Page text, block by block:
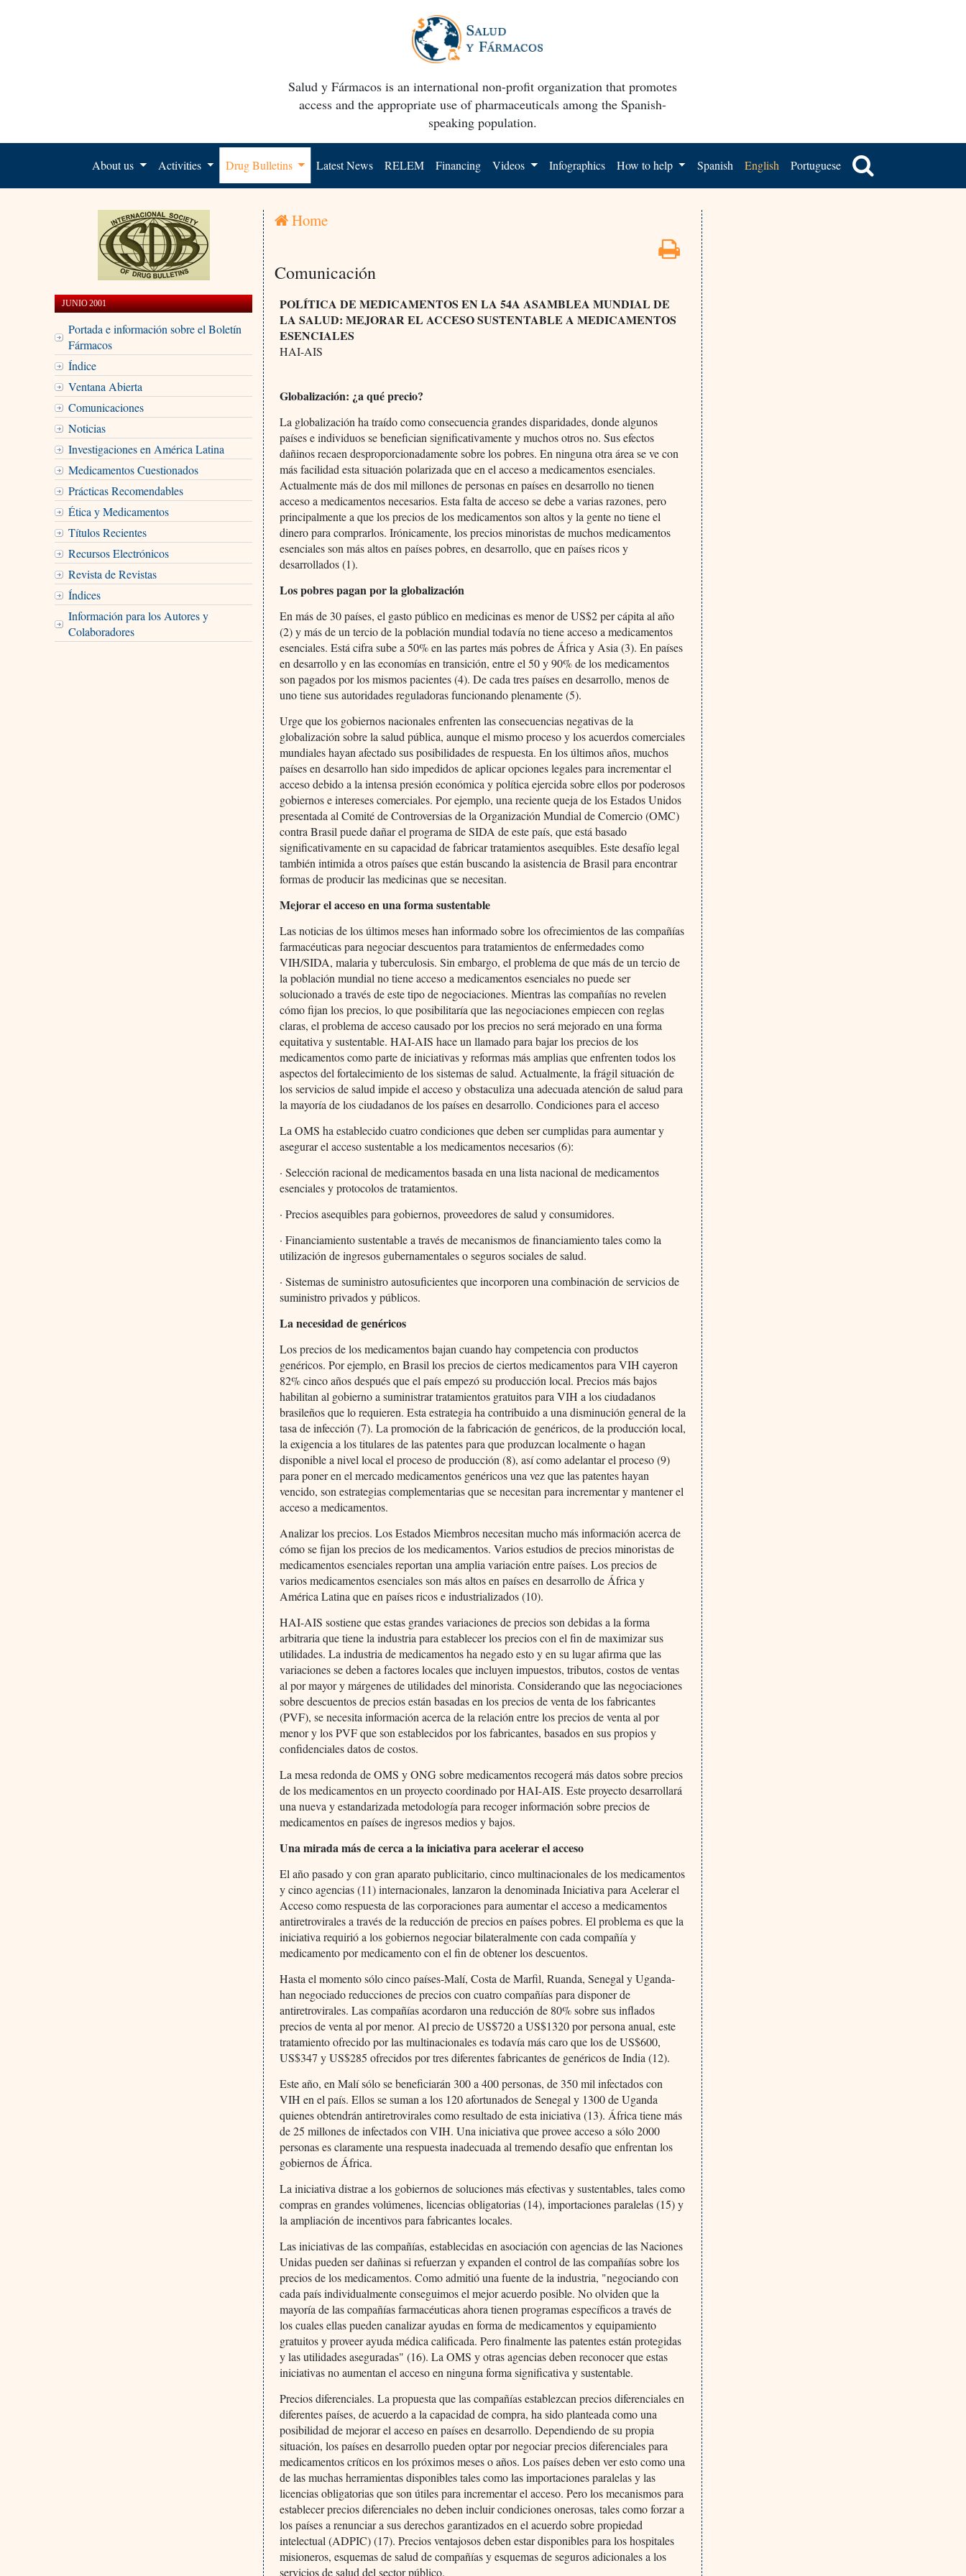
Salud y Fármacos is an international non-profit organization that promotes
access and the appropriate use of pharmaceuticals among the Spanish-
speaking population.
About us Activities Drug Bulletins Latest News RELEM Financing Videos Infographics How to help Spanish English Portuguese
JUNIO 2001
Portada e información sobre el Boletín
Fármacos
Índice
Ventana Abierta
Comunicaciones
Noticias
Investigaciones en América Latina
Medicamentos Cuestionados
Prácticas Recomendables
Ética y Medicamentos
Títulos Recientes
Recursos Electrónicos
Revista de Revistas
Índices
Información para los Autores y
Colaboradores
Home
Comunicación
POLÍTICA DE MEDICAMENTOS EN LA 54A ASAMBLEA MUNDIAL DE
LA SALUD: MEJORAR EL ACCESO SUSTENTABLE A MEDICAMENTOS
ESENCIALES
HAI-AIS
Globalización: ¿a qué precio?
La globalización ha traído como consecuencia grandes disparidades, donde algunos
países e individuos se benefician significativamente y muchos otros no. Sus efectos
dañinos recaen desproporcionadamente sobre los pobres. En ninguna otra área se ve con
más facilidad esta situación polarizada que en el acceso a medicamentos esenciales.
Actualmente más de dos mil millones de personas en países en desarrollo no tienen
acceso a medicamentos necesarios. Esta falta de acceso se debe a varias razones, pero
principalmente a que los precios de los medicamentos son altos y la gente no tiene el
dinero para comprarlos. Irónicamente, los precios minoristas de muchos medicamentos
esenciales son más altos en países pobres, en desarrollo, que en países ricos y
desarrollados (1).
Los pobres pagan por la globalización
En más de 30 países, el gasto público en medicinas es menor de US$2 per cápita al año
(2) y más de un tercio de la población mundial todavía no tiene acceso a medicamentos
esenciales. Está cifra sube a 50% en las partes más pobres de África y Asia (3). En países
en desarrollo y en las economías en transición, entre el 50 y 90% de los medicamentos
son pagados por los mismos pacientes (4). De cada tres países en desarrollo, menos de
uno tiene sus autoridades reguladoras funcionando plenamente (5).
Urge que los gobiernos nacionales enfrenten las consecuencias negativas de la
globalización sobre la salud pública, aunque el mismo proceso y los acuerdos comerciales
mundiales hayan afectado sus posibilidades de respuesta. En los últimos años, muchos
países en desarrollo han sido impedidos de aplicar opciones legales para incrementar el
acceso debido a la intensa presión económica y política ejercida sobre ellos por poderosos
gobiernos e intereses comerciales. Por ejemplo, una reciente queja de los Estados Unidos
presentada al Comité de Controversias de la Organización Mundial de Comercio (OMC)
contra Brasil puede dañar el programa de SIDA de este país, que está basado
significativamente en su capacidad de fabricar tratamientos asequibles. Este desafío legal
también intimida a otros países que están buscando la asistencia de Brasil para encontrar
formas de producir las medicinas que se necesitan.
Mejorar el acceso en una forma sustentable
Las noticias de los últimos meses han informado sobre los ofrecimientos de las compañías
farmacéuticas para negociar descuentos para tratamientos de enfermedades como
VIH/SIDA, malaria y tuberculosis. Sin embargo, el problema de que más de un tercio de
la población mundial no tiene acceso a medicamentos esenciales no puede ser
solucionado a través de este tipo de negociaciones. Mientras las compañías no revelen
cómo fijan los precios, lo que posibilitaría que las negociaciones empiecen con reglas
claras, el problema de acceso causado por los precios no será mejorado en una forma
equitativa y sustentable. HAI-AIS hace un llamado para bajar los precios de los
medicamentos como parte de iniciativas y reformas más amplias que enfrenten todos los
aspectos del fortalecimiento de los sistemas de salud. Actualmente, la frágil situación de
los servicios de salud impide el acceso y obstaculiza una adecuada atención de salud para
la mayoría de los ciudadanos de los países en desarrollo. Condiciones para el acceso
La OMS ha establecido cuatro condiciones que deben ser cumplidas para aumentar y
asegurar el acceso sustentable a los medicamentos necesarios (6):
· Selección racional de medicamentos basada en una lista nacional de medicamentos
esenciales y protocolos de tratamientos.
· Precios asequibles para gobiernos, proveedores de salud y consumidores.
· Financiamiento sustentable a través de mecanismos de financiamiento tales como la
utilización de ingresos gubernamentales o seguros sociales de salud.
· Sistemas de suministro autosuficientes que incorporen una combinación de servicios de
suministro privados y públicos.
La necesidad de genéricos
Los precios de los medicamentos bajan cuando hay competencia con productos
genéricos. Por ejemplo, en Brasil los precios de ciertos medicamentos para VIH cayeron
82% cinco años después que el país empezó su producción local. Precios más bajos
habilitan al gobierno a suministrar tratamientos gratuitos para VIH a los ciudadanos
brasileños que lo requieren. Esta estrategia ha contribuido a una disminución general de la
tasa de infección (7). La promoción de la fabricación de genéricos, de la producción local,
la exigencia a los titulares de las patentes para que produzcan localmente o hagan
disponible a nivel local el proceso de producción (8), así como adelantar el proceso (9)
para poner en el mercado medicamentos genéricos una vez que las patentes hayan
vencido, son estrategias complementarias que se necesitan para incrementar y mantener el
acceso a medicamentos.
Analizar los precios. Los Estados Miembros necesitan mucho más información acerca de
cómo se fijan los precios de los medicamentos. Varios estudios de precios minoristas de
medicamentos esenciales reportan una amplia variación entre países. Los precios de
varios medicamentos esenciales son más altos en países en desarrollo de África y
América Latina que en países ricos e industrializados (10).
HAI-AIS sostiene que estas grandes variaciones de precios son debidas a la forma
arbitraria que tiene la industria para establecer los precios con el fin de maximizar sus
utilidades. La industria de medicamentos ha negado esto y en su lugar afirma que las
variaciones se deben a factores locales que incluyen impuestos, tributos, costos de ventas
al por mayor y márgenes de utilidades del minorista. Considerando que las negociaciones
sobre descuentos de precios están basadas en los precios de venta de los fabricantes
(PVF), se necesita información acerca de la relación entre los precios de venta al por
menor y los PVF que son establecidos por los fabricantes, basados en sus propios y
confidenciales datos de costos.
La mesa redonda de OMS y ONG sobre medicamentos recogerá más datos sobre precios
de los medicamentos en un proyecto coordinado por HAI-AIS. Este proyecto desarrollará
una nueva y estandarizada metodología para recoger información sobre precios de
medicamentos en países de ingresos medios y bajos.
Una mirada más de cerca a la iniciativa para acelerar el acceso
El año pasado y con gran aparato publicitario, cinco multinacionales de los medicamentos
y cinco agencias (11) internacionales, lanzaron la denominada Iniciativa para Acelerar el
Acceso como respuesta de las corporaciones para aumentar el acceso a medicamentos
antiretrovirales a través de la reducción de precios en países pobres. El problema es que la
iniciativa requirió a los gobiernos negociar bilateralmente con cada compañía y
medicamento por medicamento con el fin de obtener los descuentos.
Hasta el momento sólo cinco países-Malí, Costa de Marfil, Ruanda, Senegal y Uganda-
han negociado reducciones de precios con cuatro compañías para disponer de
antiretrovirales. Las compañías acordaron una reducción de 80% sobre sus inflados
precios de venta al por menor. Al precio de US$720 a US$1320 por persona anual, este
tratamiento ofrecido por las multinacionales es todavía más caro que los de US$600,
US$347 y US$285 ofrecidos por tres diferentes fabricantes de genéricos de India (12).
Este año, en Malí sólo se beneficiarán 300 a 400 personas, de 350 mil infectados con
VIH en el país. Ellos se suman a los 120 afortunados de Senegal y 1300 de Uganda
quienes obtendrán antiretrovirales como resultado de esta iniciativa (13). África tiene más
de 25 millones de infectados con VIH. Una iniciativa que provee acceso a sólo 2000
personas es claramente una respuesta inadecuada al tremendo desafío que enfrentan los
gobiernos de África.
La iniciativa distrae a los gobiernos de soluciones más efectivas y sustentables, tales como
compras en grandes volúmenes, licencias obligatorias (14), importaciones paralelas (15) y
la ampliación de incentivos para fabricantes locales.
Las iniciativas de las compañías, establecidas en asociación con agencias de las Naciones
Unidas pueden ser dañinas si refuerzan y expanden el control de las compañías sobre los
precios de los medicamentos. Como admitió una fuente de la industria, "negociando con
cada país individualmente conseguimos el mejor acuerdo posible. No olviden que la
mayoría de las compañías farmacéuticas ahora tienen programas específicos a través de
los cuales ellas pueden canalizar ayudas en forma de medicamentos y equipamiento
gratuitos y proveer ayuda médica calificada. Pero finalmente las patentes están protegidas
y las utilidades aseguradas" (16). La OMS y otras agencias deben reconocer que estas
iniciativas no aumentan el acceso en ninguna forma significativa y sustentable.
Precios diferenciales. La propuesta que las compañías establezcan precios diferenciales en
diferentes países, de acuerdo a la capacidad de compra, ha sido planteada como una
posibilidad de mejorar el acceso en países en desarrollo. Dependiendo de su propia
situación, los países en desarrollo pueden optar por negociar precios diferenciales para
medicamentos críticos en los próximos meses o años. Los países deben ver esto como una
de las muchas herramientas disponibles tales como las importaciones paralelas y las
licencias obligatorias que son útiles para incrementar el acceso. Pero los mecanismos para
establecer precios diferenciales no deben incluir condiciones onerosas, tales como forzar a
los países a renunciar a sus derechos garantizados en el acuerdo sobre propiedad
intelectual (ADPIC) (17). Precios ventajosos deben estar disponibles para los hospitales
misioneros, esquemas de salud de compañías y esquemas de seguros adicionales a los
servicios de salud del sector público.